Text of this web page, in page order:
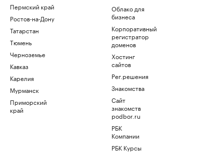
Пермский край
Ростов-на-Дону
Татарстан
Тюмень
Черноземье
Кавказ
Карелия
Мурманск
Приморский
край
Облако для
бизнеса
Корпоративный
регистратор
доменов
Хостинг
сайтов
Рег.решения
Знакомства
Сайт
знакомств
podbor.ru
РБК
Компании
РБК Курсы